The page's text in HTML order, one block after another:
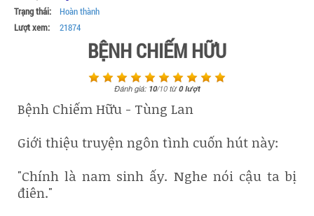
Trạng thái:
Hoàn thành
Lượt xem:
21874
BỆNH CHIẾM HỮU
Đánh giá: 10/10từ0lượt
Bệnh Chiếm Hữu - Tùng Lan
Giới thiệu truyện ngôn tình cuốn hút này:
"Chính là nam sinh ấy. Nghe nói cậu ta bị
điên."